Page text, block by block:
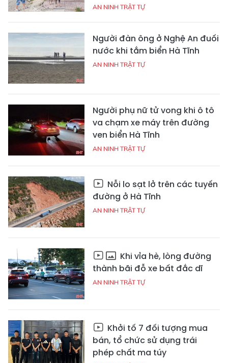
AN NINH TRẬT TỰ
Người đàn ông ở Nghệ An đuối
nước khi tắm biển Hà Tĩnh
AN NINH TRẬT TỰ
Người phụ nữ tử vong khi ô tô
va chạm xe máy trên đường
ven biển Hà Tĩnh
AN NINH TRẬT TỰ
Nỗi lo sạt lở trên các tuyến
đường ở Hà Tĩnh
AN NINH TRẬT TỰ
Khi vỉa hè, lòng đường
thành bãi đỗ xe bất đắc dĩ
AN NINH TRẬT TỰ
Khởi tố 7 đối tượng mua
bán, tổ chức sử dụng trái
phép chất ma túy